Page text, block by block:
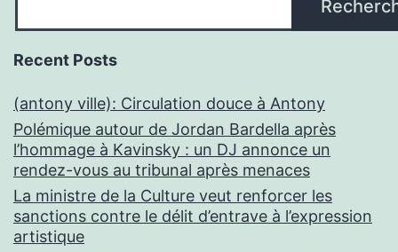
Recent Posts
(antony ville): Circulation douce à Antony
Polémique autour de Jordan Bardella après
l’hommage à Kavinsky : un DJ annonce un
rendez-vous au tribunal après menaces
La ministre de la Culture veut renforcer les
sanctions contre le délit d’entrave à l’expression
artistique